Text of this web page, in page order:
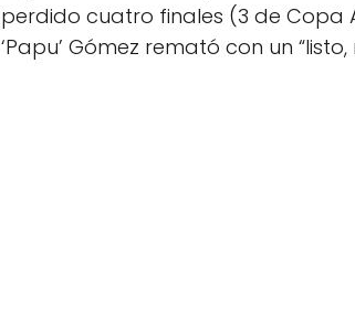
perdido cuatro finales (3 de Copa
‘Papu’ Gómez remató con un